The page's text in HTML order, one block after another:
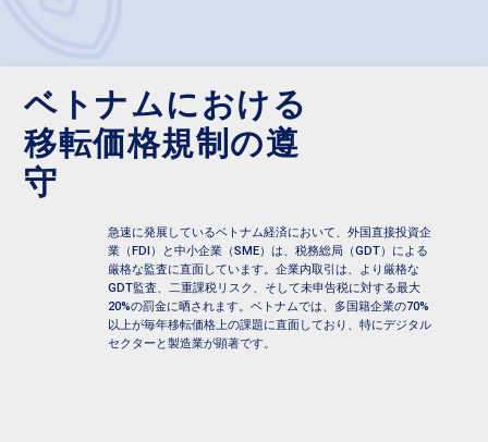
ベトナムにおける
移転価格規制の遵
守
急速に発展しているベトナム経済において、外国直接投資企
業（FDI）と中小企業（SME）は、税務総局（GDT）による
厳格な監査に直面しています。企業内取引は、
より厳格な
GDT監査、二重課税リスク、そして未申告税に対する最大
20%の罰金に晒されます。ベトナムでは、多国籍企業の70%
以上が毎年移転価格上の課題に直面しており、特にデジタル
セクターと製造業が顕著です。